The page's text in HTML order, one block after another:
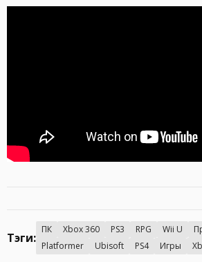
Тэги:
ПК Xbox 360 PS3 RPG Wii U
Platformer
Ubisoft PS4 Игры